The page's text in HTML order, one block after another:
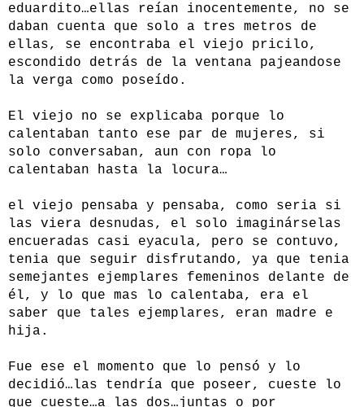
eduardito…ellas reían inocentemente, no se
daban cuenta que solo a tres metros de
ellas, se encontraba el viejo pricilo,
escondido detrás de la ventana pajeandose
la verga como poseído.
El viejo no se explicaba porque lo
calentaban tanto ese par de mujeres, si
solo conversaban, aun con ropa lo
calentaban hasta la locura…
el viejo pensaba y pensaba, como seria si
las viera desnudas, el solo imaginárselas
encueradas casi eyacula, pero se contuvo,
tenia que seguir disfrutando, ya que tenia
semejantes ejemplares femeninos delante de
él, y lo que mas lo calentaba, era el
saber que tales ejemplares, eran madre e
hija.
Fue ese el momento que lo pensó y lo
decidió…las tendría que poseer, cueste lo
que cueste…a las dos…juntas o por